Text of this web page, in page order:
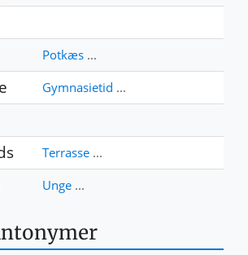
Potkæs ...
Gymnasietid ...
Terrasse ...
Unge ...